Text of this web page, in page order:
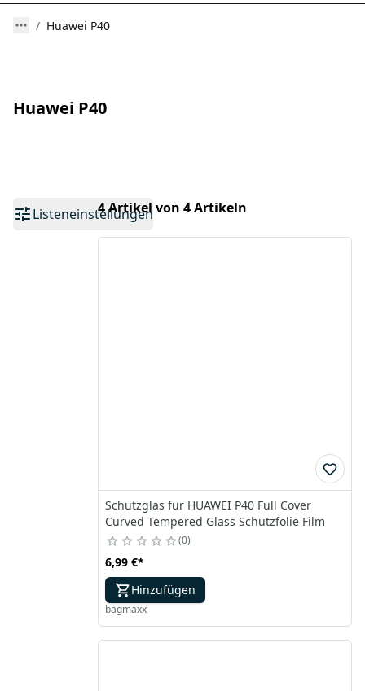
Huawei P40
Huawei P40
Listeneinstellungen4 Artikel von 4 Artikeln
Schutzglas für HUAWEI P40 Full Cover
Curved Tempered Glass Schutzfolie Film
0
6,99 €*
Hinzufügen
bagmaxx